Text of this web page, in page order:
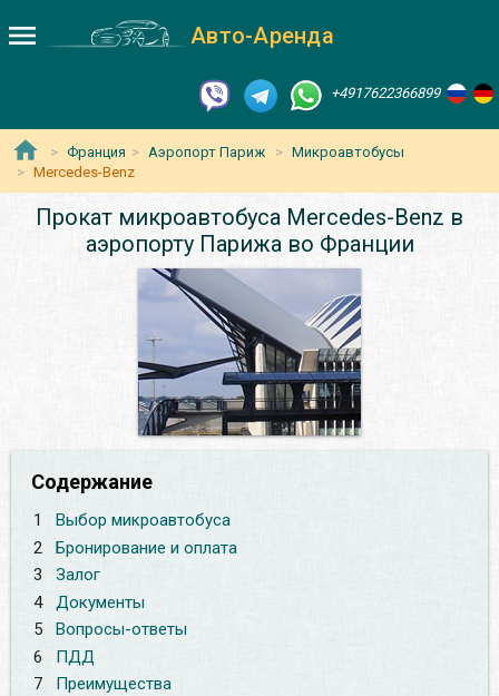
Авто-Аренда
+4917622366899
Франция Аэропорт Париж
Микроавтобусы
Mercedes-Benz
Прокат микроавтобуса Mercedes-Benz в
аэропорту Парижа во Франции
Содержание
1
Выбор микроавтобуса
2
Бронирование и оплата
3
Залог
4
Документы
5
Вопросы-ответы
6
ПДД
7
Преимущества